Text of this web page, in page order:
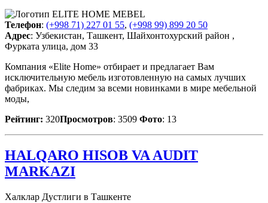
Телефон: (+998 71) 227 01 55, (+998 99) 899 20 50
Адрес: Узбекистан, Ташкент, Шайхонтохурский район ,
Фурката улица, дом 33
Компания «Elite Home» отбирает и предлагает Вам
исключительную мебель изготовленную на самых лучших
фабриках. Мы следим за всеми новинками в мире мебельной
моды,
Рейтинг: 320Просмотров: 3509 Фото: 13
HALQARO HISOB VA AUDIT
MARKAZI
Халклар Дустлиги в Ташкенте